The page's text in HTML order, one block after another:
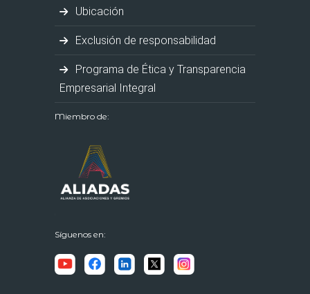
Ubicación
Exclusión de responsabilidad
Programa de Ética y Transparencia
Empresarial Integral
Miembro de:
Síguenos en: